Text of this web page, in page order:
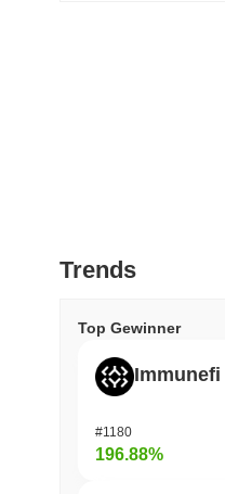
Trends
Top Gewinner
Immunefi
#1180
196.88%